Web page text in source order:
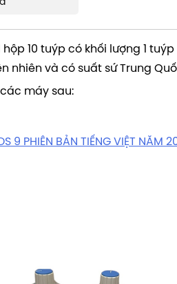
10 tuýp có khối lượng 1 tuýp
nhiên và có suất sứ Trung
máy sau:
9 PHIÊN BẢN TIẾNG VIỆT NĂM